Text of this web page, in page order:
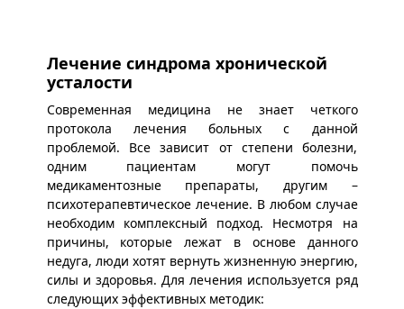
Лечение синдрома хронической
усталости
Современная медицина не знает четкого
протокола лечения больных с данной
проблемой. Все зависит от степени болезни,
одним пациентам могут помочь
медикаментозные препараты, другим –
психотерапевтическое лечение. В любом случае
необходим комплексный подход. Несмотря на
причины, которые лежат в основе данного
недуга, люди хотят вернуть жизненную энергию,
силы и здоровья. Для лечения используется ряд
следующих эффективных методик: